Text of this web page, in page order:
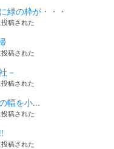
緑の枠が・・・
稿された
稿された
－
稿された
幅を小...
稿された
稿された